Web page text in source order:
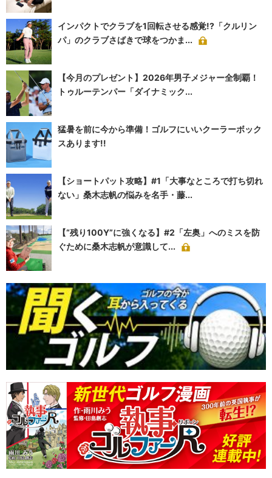
インパクトでクラブを1回転させる感覚!?「クルリン
パ」のクラブさばきで球をつかま...
【今月のプレゼント】2026年男子メジャー全制覇！
トゥルーテンパー「ダイナミック...
猛暑を前に今から準備！ゴルフにいいクーラーボック
スあります!!
【ショートパット攻略】#1「大事なところで打ち切れ
ない」桑木志帆の悩みを名手・藤...
【“残り100Y”に強くなる】#2「左奥」へのミスを防
ぐために桑木志帆が意識して...